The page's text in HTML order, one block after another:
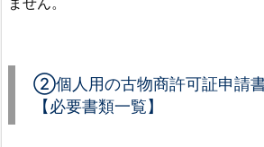
2.
①
②個人用の古物商許可証申請
【必要書類一覧】